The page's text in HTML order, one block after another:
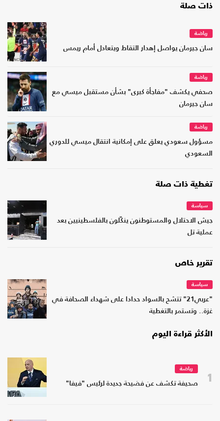
ذات صلة
رياضة
سان جيرمان يواصل إهدار التقاط ويتعادل أمام ريمس
رياضة
صحفي يكشف "مفاجأة كبرى" بشأن مستقبل ميسي مع
سان جيرمان
رياضة
مسؤول سعودي يعلق على إمكانية انتقال ميسي للدوري
السعودي
تغطية ذات صلة
سياسة
جيش الاحتلال والمستوطنون ينكّلون بالفلسطينيين بعد
عملية تل
تقرير خاص
سياسة
"عربي21" تتشح بالسواد حدادا على شهداء الصحافة في
غزة.. وتستمر بالتغطية
الأكثر قراءة اليوم
1
رياضة
صحيفة تكشف عن فضيحة جديدة لرئيس "فيفا"